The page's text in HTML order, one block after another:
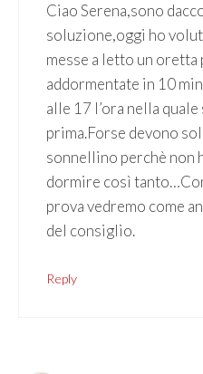
Ciao Serena,sono
soluzione,oggi ho
messe a letto un
addormentate in 10
alle 17 l’ora nella
prima.Forse devono
sonnellino perchè non
dormire così
prova vedremo come
del consiglio.
Reply